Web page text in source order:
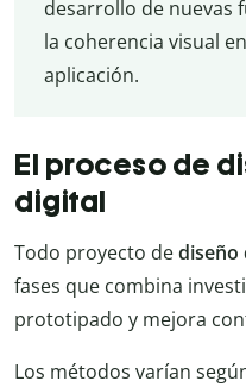
desarrollo de nuevas
la coherencia visual
aplicación.
El proceso de
digital
Todo proyecto dediseño
fases que combina
prototipado y mejora
Los métodos varían